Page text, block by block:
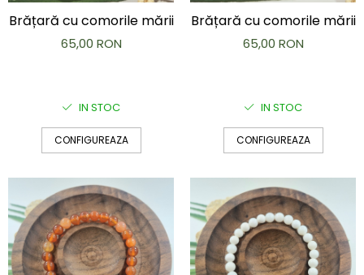
Bijuterii din lemn
Colier / Pandantiv
Suport bijuterii
Semn de carte
Accesorii
Produse personalizate (mărturii)
Produse zero waste
Brățară cu comorile mării
65,00 RON
IN STOC
CONFIGUREAZA
Brățară cu comorile mării
65,00 RON
IN STOC
CONFIGUREAZA